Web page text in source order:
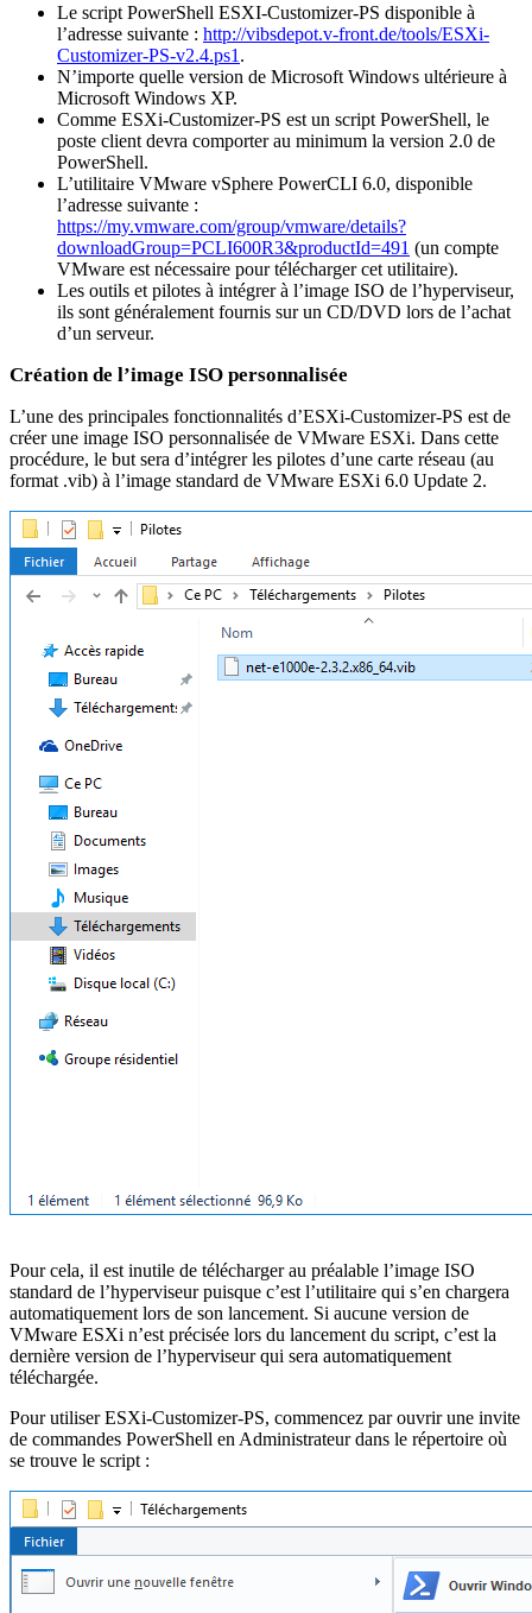
Le script PowerShell ESXI-Customizer-PS disponible à
l’adresse suivante : http://vibsdepot.v-front.de/tools/ESXi-
Customizer-PS-v2.4.ps1 .
N’importe quelle version de Microsoft Windows ultérieure à
Microsoft Windows XP.
Comme ESXi-Customizer-PS est un script PowerShell, le
poste client devra comporter au minimum la version 2.0 de
PowerShell.
L’utilitaire VMware vSphere PowerCLI 6.0, disponible
l’adresse suivante :
https://my.vmware.com/group/vmware/details?
downloadGroup=PCLI600R3&productId=491 (un compte
VMware est nécessaire pour télécharger cet utilitaire).
Les outils et pilotes à intégrer à l’image ISO de l’hyperviseur,
ils sont généralement fournis sur un CD/DVD lors de l’achat
d’un serveur.
Création de l’image ISO personnalisée
L’une des principales fonctionnalités d’ESXi-Customizer-PS est de
créer une image ISO personnalisée de VMware ESXi. Dans cette
procédure, le but sera d’intégrer les pilotes d’une carte réseau (au
format .vib) à l’image standard de VMware ESXi 6.0 Update 2.
Pour cela, il est inutile de télécharger au préalable l’image ISO
standard de l’hyperviseur puisque c’est l’utilitaire qui s’en chargera
automatiquement lors de son lancement. Si aucune version de
VMware ESXi n’est précisée lors du lancement du script, c’est la
dernière version de l’hyperviseur qui sera automatiquement
téléchargée.
Pour utiliser ESXi-Customizer-PS, commencez par ouvrir une invite
de commandes PowerShell en Administrateur dans le répertoire où
se trouve le script :